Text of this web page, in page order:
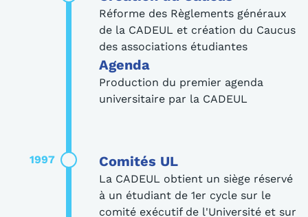
Réforme des Règlements généraux
de la CADEUL et création du Caucus
des associations étudiantes
Agenda
Production du premier agenda
universitaire par la CADEUL
1997 Comités UL
La CADEUL obtient un siège réservé
à un étudiant de 1er cycle sur le
comité exécutif de l'Université et sur